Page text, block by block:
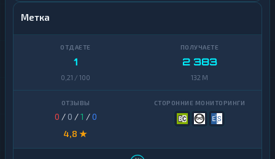
Метка
1
0,21 / 100
2 383
132 M
0 / 0 /1 /0
4,8 ★